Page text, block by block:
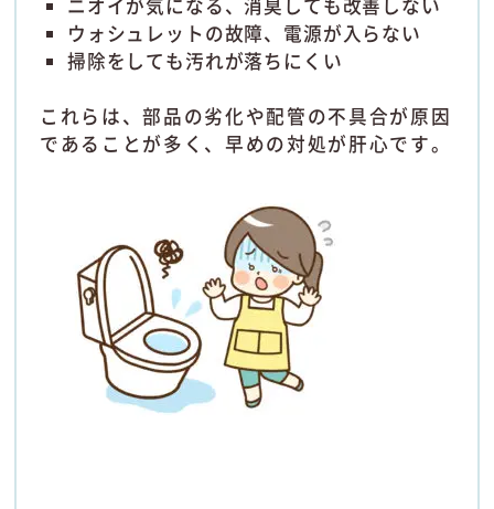
ニオイが気になる、消臭しても改善しない
ウォシュレットの故障、電源が入らない
掃除をしても汚れが落ちにくい
これらは、部品の劣化や配管の不具合が原因
であることが多く、早めの対処が肝心です。